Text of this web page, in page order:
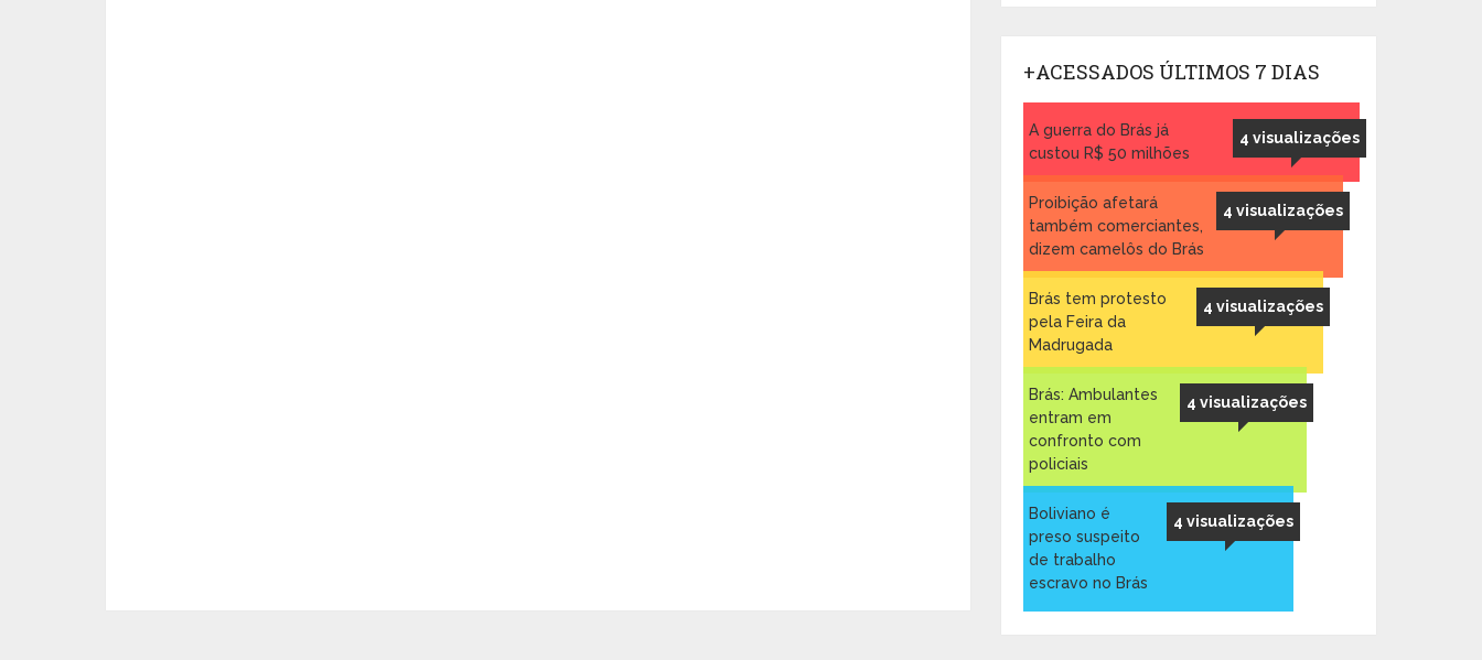
+ACESSADOS ÚLTIMOS 7 DIAS
4 visualizações
A guerra do Brás já
custou R$ 50 milhões
4 visualizações
Proibição afetará
também comerciantes,
dizem camelôs do Brás
4 visualizações
Brás tem protesto
pela Feira da
Madrugada
4 visualizações
Brás: Ambulantes
entram em
confronto com
policiais
4 visualizações
Boliviano é
preso suspeito
de trabalho
escravo no Brás